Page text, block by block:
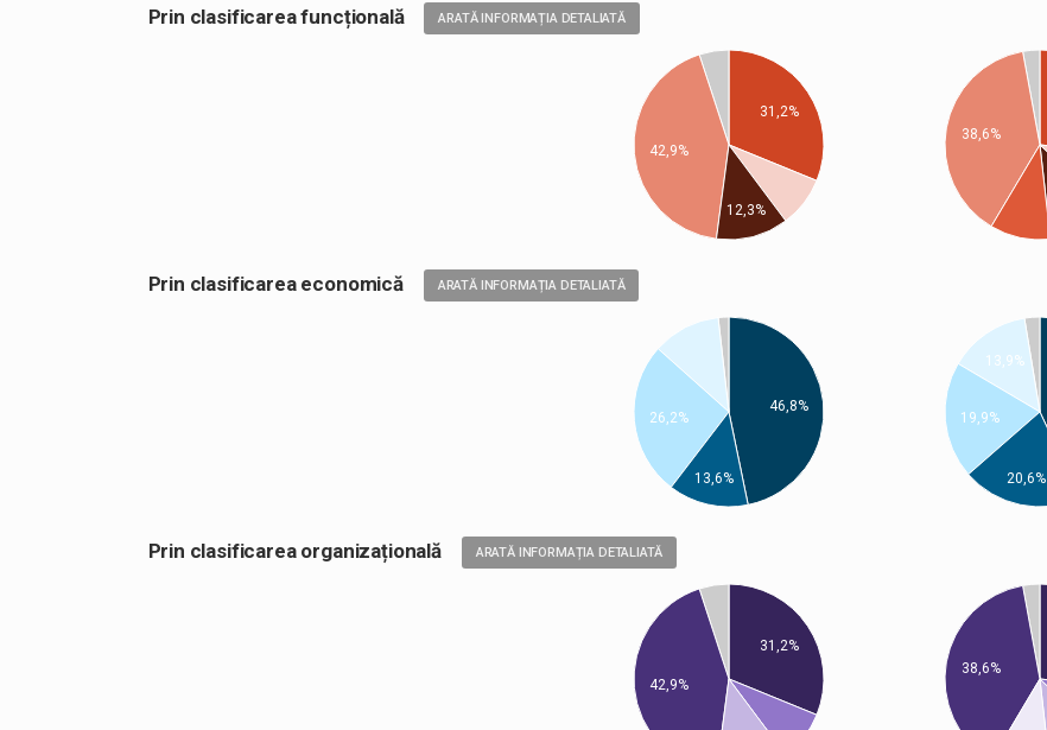
Prin clasificarea funcțională ARATĂ INFORMAȚIA DETALIATĂ
31,2%
42,9%
12,3%
38,6%
Prin clasificarea economică ARATĂ INFORMAȚIA DETALIATĂ
46,8%
26,2%
13,6%
13,9%
19,9%
20,6%
Prin clasificarea organizațională ARATĂ INFORMAȚIA DETALIATĂ
31,2%
42,9%
38,6%